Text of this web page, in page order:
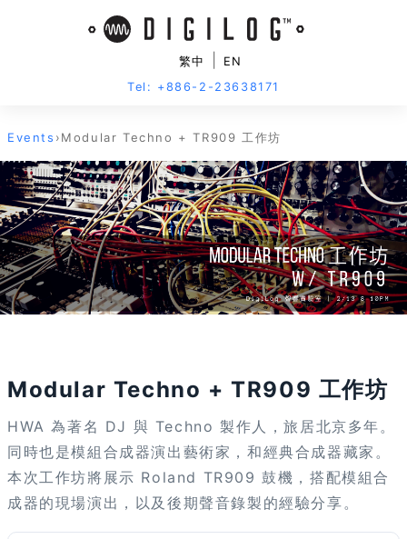
繁中
EN
Tel: +886-2-23638171
Events ›Modular Techno + TR909 工作坊
Modular Techno + TR909 工作坊
HWA 為著名 DJ 與 Techno 製作人，旅居北京多年。
同時也是模組合成器演出藝術家，和經典合成器藏家。
本次工作坊將展示 Roland TR909 鼓機，搭配模組合
成器的現場演出，以及後期聲音錄製的經驗分享。